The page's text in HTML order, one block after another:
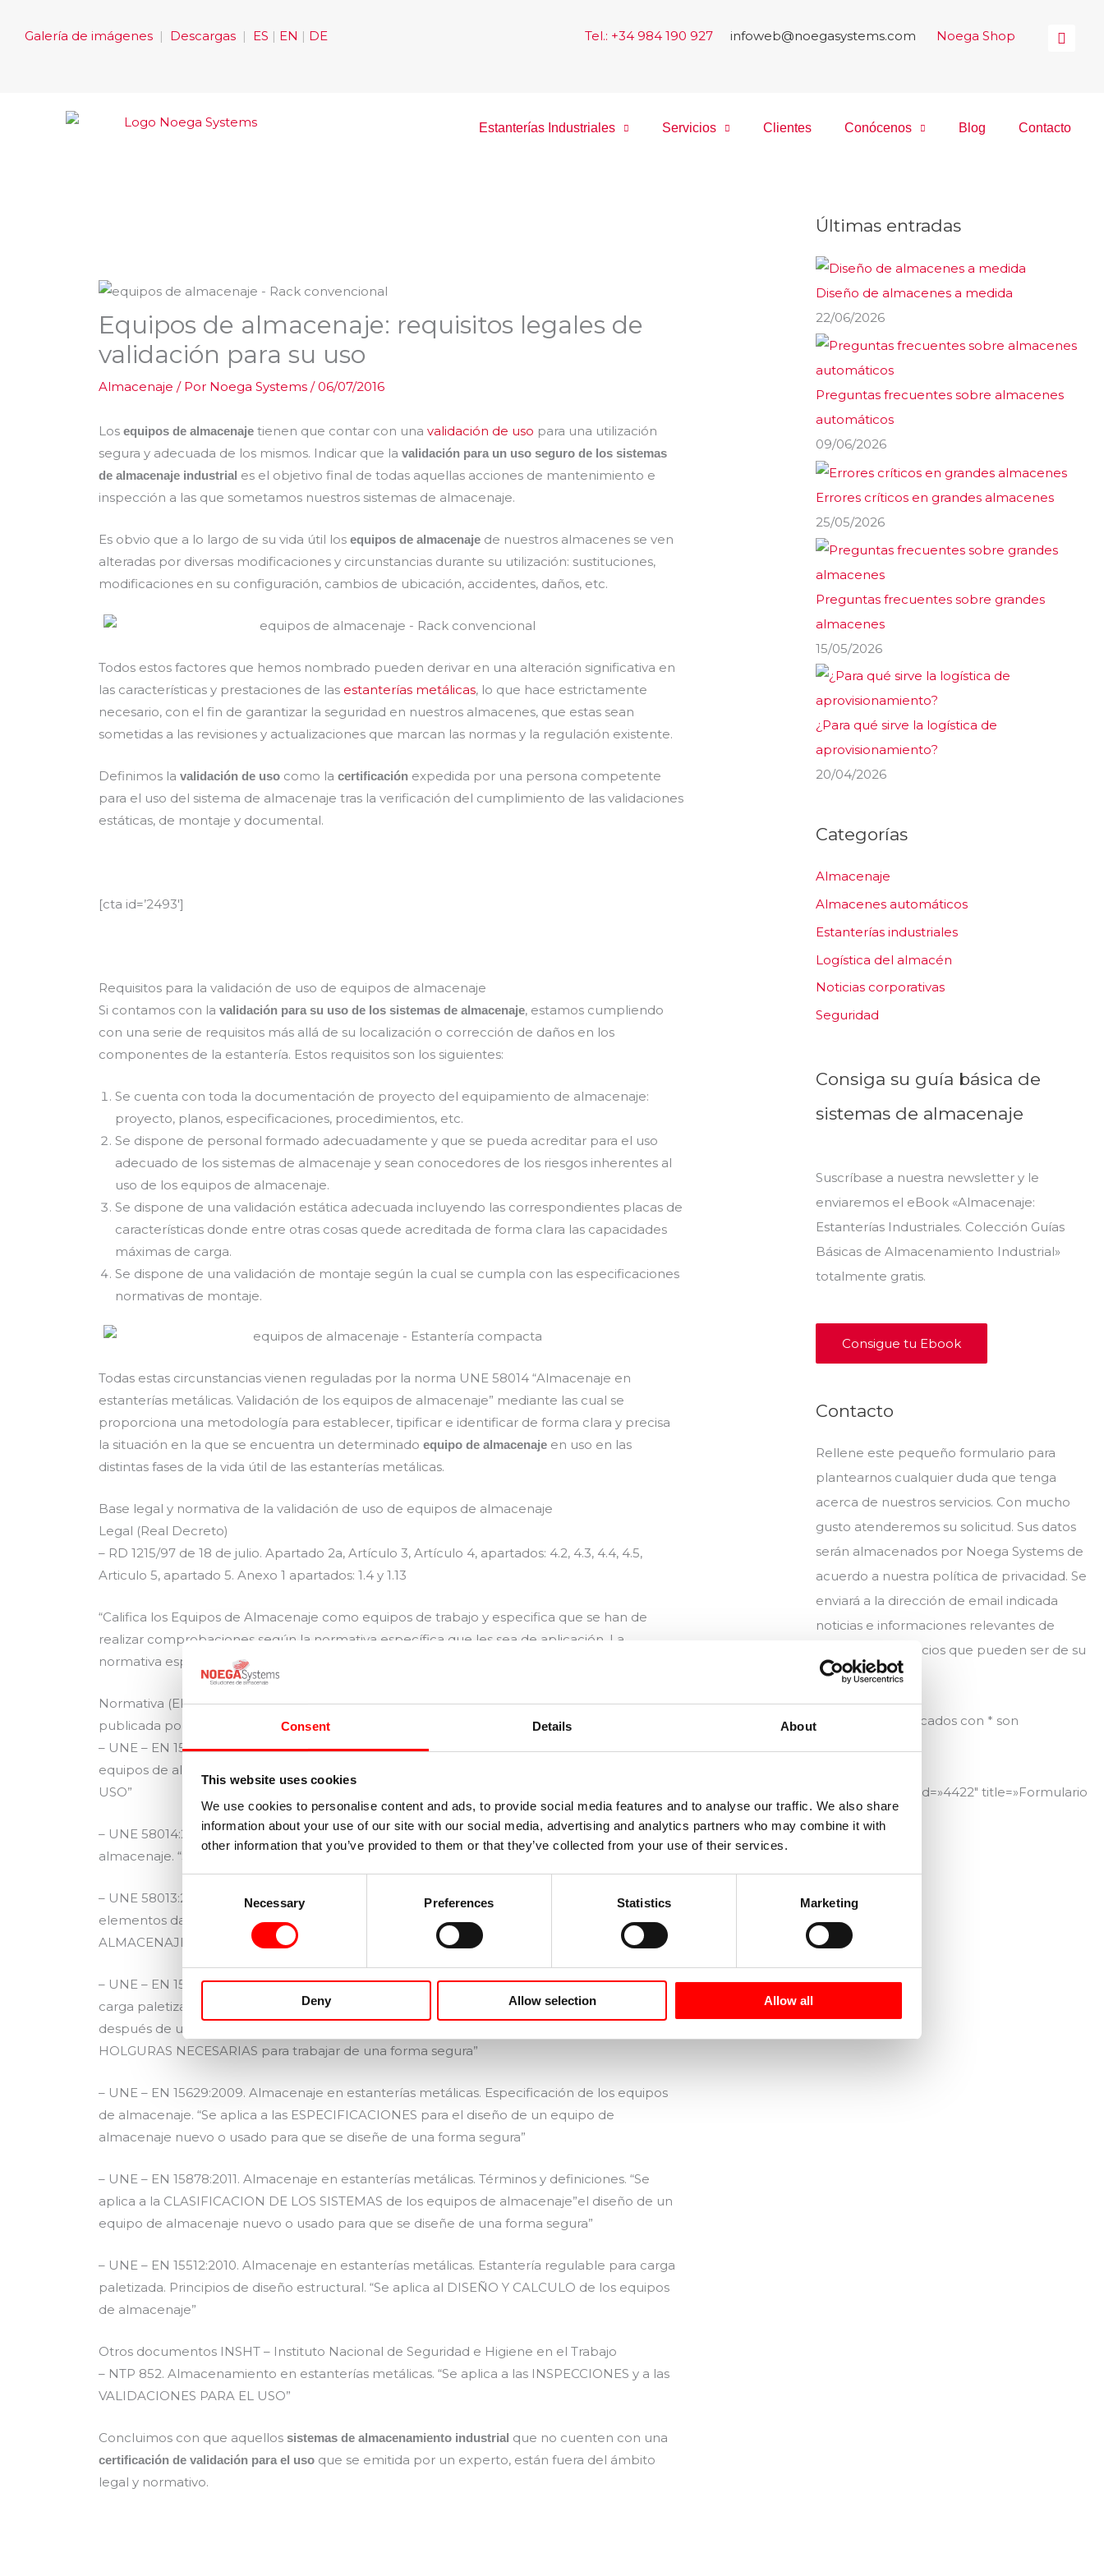
Consent Details About
This website uses cookies
We use cookies to personalise content and ads, to provide social media features and to analyse our traffic. We also share
information about your use of our site with our social media, advertising and analytics partners who may combine it with
other information that you’ve provided to them or that they’ve collected from your use of their services.
Selection
Necessary Preferences Statistics Marketing
Deny Allow selection Allow all
Galería de imágenes | Descargas | ES | EN | DE Tel.: +34 984 190 927 infoweb@noegasystems.com Noega Shop
Estanterías Industriales Servicios Clientes Conócenos Blog Contacto
Equipos de almacenaje: requisitos legales de
validación para su uso
Almacenaje / Por Noega Systems/06/07/2016
Losequipos de almacenaje tienen que contar con unavalidación de uso para una utilización
segura y adecuada de los mismos. Indicar que lavalidación para un uso seguro de los sistemas
de almacenaje industrial es el objetivo final de todas aquellas acciones de mantenimiento e
inspección a las que sometamos nuestros sistemas de almacenaje.
Es obvio que a lo largo de su vida útil losequipos de almacenaje de nuestros almacenes se ven
alteradas por diversas modificaciones y circunstancias durante su utilización: sustituciones,
modificaciones en su configuración, cambios de ubicación, accidentes, daños, etc.
Todos estos factores que hemos nombrado pueden derivar en una alteración significativa en
las características y prestaciones de las estanterías metálicas, lo que hace estrictamente
necesario, con el fin de garantizar la seguridad en nuestros almacenes, que estas sean
sometidas a las revisiones y actualizaciones que marcan las normas y la regulación existente.
Definimos lavalidación de uso como lacertificación expedida por una persona competente
para el uso del sistema de almacenaje tras la verificación del cumplimiento de las validaciones
estáticas, de montaje y documental.
[cta id=’2493′]
Requisitos para la validación de uso de equipos de almacenaje
Si contamos con lavalidación para su uso de los sistemas de almacenaje, estamos cumpliendo
con una serie de requisitos más allá de su localización o corrección de daños en los
componentes de la estantería. Estos requisitos son los siguientes:
Se cuenta con toda la documentación de proyecto del equipamiento de almacenaje:
proyecto, planos, especificaciones, procedimientos, etc.
Se dispone de personal formado adecuadamente y que se pueda acreditar para el uso
adecuado de los sistemas de almacenaje y sean conocedores de los riesgos inherentes al
uso de los equipos de almacenaje.
Se dispone de una validación estática adecuada incluyendo las correspondientes placas de
características donde entre otras cosas quede acreditada de forma clara las capacidades
máximas de carga.
Se dispone de una validación de montaje según la cual se cumpla con las especificaciones
normativas de montaje.
Todas estas circunstancias vienen reguladas por la norma UNE 58014 “Almacenaje en
estanterías metálicas. Validación de los equipos de almacenaje” mediante las cual se
proporciona una metodología para establecer, tipificar e identificar de forma clara y precisa
la situación en la que se encuentra un determinadoequipo de almacenaje en uso en las
distintas fases de la vida útil de las estanterías metálicas.
Base legal y normativa de la validación de uso de equipos de almacenaje
Legal (Real Decreto)
– RD 1215/97 de 18 de julio. Apartado 2a, Artículo 3, Artículo 4, apartados: 4.2, 4.3, 4.4, 4.5,
Articulo 5, apartado 5. Anexo 1 apartados: 1.4 y 1.13
“Califica los Equipos de Almacenaje como equipos de trabajo y especifica que se han de
realizar comprobaciones según la normativa específica que les sea de aplicación. La
normativa específica es la relacionada a continuación”
Normativa (EN-Europea publicada por el Comité Europeo de Normalización y UNE-Española
publicada por AENOR)
– UNE – EN 15635:2010. Almacenaje en estanterías metálicas. Uso y mantenimiento de los
equipos de almacenaje. “Se aplica a las INSPECCIONES EN EL MANTENIMIENTO Y EN EL
USO”
– UNE 58014:2012. Almacenaje en estanterías metálicas. Validación de los equipos de
almacenaje. “Se aplica a las INSPECCIONES y a las VALIDACIONES PARA EL USO”
– UNE 58013:2010. Almacenaje en estanterías metálicas. Requisitos para el tratamiento de
elementos dañados. “Se aplica a las SUSTITUCIONES y a las REPARACIONES DEL EQUIPO DE
ALMACENAJE”
– UNE – EN 15620:2009. Almacenaje en estanterías metálicas. Estanterías regulable para
carga paletizada. Tolerancias, deformaciones y holguras. “Se aplica a las TOLERANCIAS
después de un montaje, a las DEFORMACIONES ADMISIBLES DE LOS COMPONENTES y a las
HOLGURAS NECESARIAS para trabajar de una forma segura”
– UNE – EN 15629:2009. Almacenaje en estanterías metálicas. Especificación de los equipos
de almacenaje. “Se aplica a las ESPECIFICACIONES para el diseño de un equipo de
almacenaje nuevo o usado para que se diseñe de una forma segura”
– UNE – EN 15878:2011. Almacenaje en estanterías metálicas. Términos y definiciones. “Se
aplica a la CLASIFICACION DE LOS SISTEMAS de los equipos de almacenaje”el diseño de un
equipo de almacenaje nuevo o usado para que se diseñe de una forma segura”
– UNE – EN 15512:2010. Almacenaje en estanterías metálicas. Estantería regulable para carga
paletizada. Principios de diseño estructural. “Se aplica al DISEÑO Y CALCULO de los equipos
de almacenaje”
Otros documentos INSHT – Instituto Nacional de Seguridad e Higiene en el Trabajo
– NTP 852. Almacenamiento en estanterías metálicas. “Se aplica a las INSPECCIONES y a las
VALIDACIONES PARA EL USO”
Concluimos con que aquellossistemas de almacenamiento industrial que no cuenten con una
certificación de validación para el uso que se emitida por un experto, están fuera del ámbito
legal y normativo.
Últimas entradas
Diseño de almacenes a medida
22/06/2026
Preguntas frecuentes sobre almacenes
automáticos
09/06/2026
Errores críticos en grandes almacenes
25/05/2026
Preguntas frecuentes sobre grandes
almacenes
15/05/2026
¿Para qué sirve la logística de
aprovisionamiento?
20/04/2026
Categorías
Almacenaje
Almacenes automáticos
Estanterías industriales
Logística del almacén
Noticias corporativas
Seguridad
Consiga su guía básica de
sistemas de almacenaje
Suscríbase a nuestra newsletter y le
enviaremos el eBook «Almacenaje:
Estanterías Industriales. Colección Guías
Básicas de Almacenamiento Industrial»
totalmente gratis.
Consigue tu Ebook
Contacto
Rellene este pequeño formulario para
plantearnos cualquier duda que tenga
acerca de nuestros servicios. Con mucho
gusto atenderemos su solicitud. Sus datos
serán almacenados por Noega Systems de
acuerdo a nuestra política de privacidad. Se
enviará a la dirección de email indicada
noticias e informaciones relevantes de
productos y servicios que pueden ser de su
interés.
Los campos marcados con * son
[contact-form-7 id=»4422″ title=»Formulario